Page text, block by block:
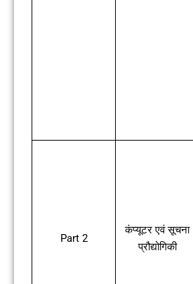
Part 2
कंप्यूटर एवं सूचना
प्रौद्योगिकी